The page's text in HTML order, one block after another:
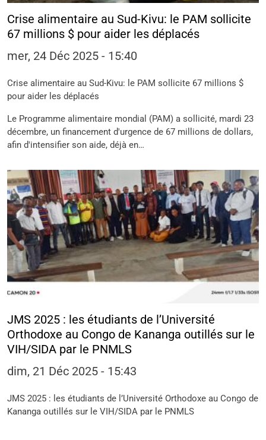
Crise alimentaire au Sud-Kivu: le PAM sollicite
67 millions $ pour aider les déplacés
mer, 24 Déc 2025 - 15:40
Crise alimentaire au Sud-Kivu: le PAM sollicite 67 millions $
pour aider les déplacés
Le Programme alimentaire mondial (PAM) a sollicité, mardi 23
décembre, un financement d'urgence de 67 millions de dollars,
afin d'intensifier son aide, déjà en…
JMS 2025 : les étudiants de l’Université
Orthodoxe au Congo de Kananga outillés sur le
VIH/SIDA par le PNMLS
dim, 21 Déc 2025 - 15:43
JMS 2025 : les étudiants de l’Université Orthodoxe au Congo de
Kananga outillés sur le VIH/SIDA par le PNMLS